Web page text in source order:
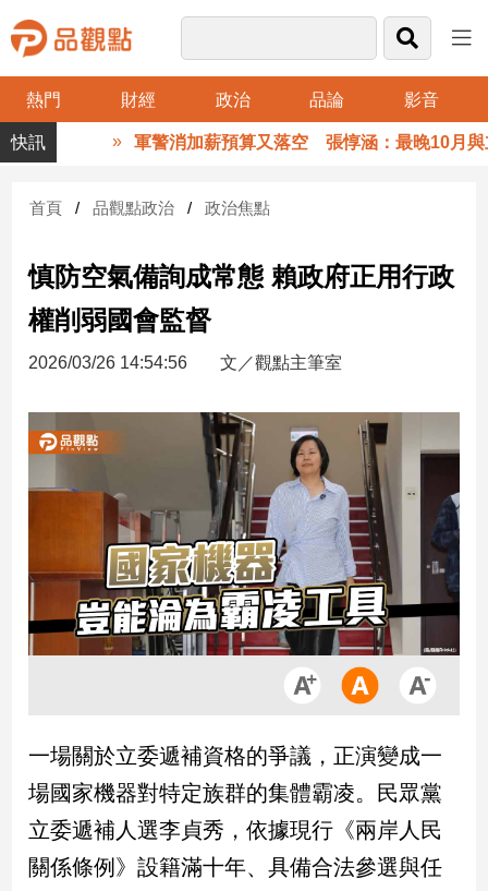
熱門 財經 政治 品論 影音
品
觀
財
台
財
新
產
經/
市
產
品
政
治
焦
軍警消加薪預算又落空 張惇涵：最晚10月與立
首頁 品觀點政治 政治焦點
慎防空氣備詢成常態 賴政府正用行政
權削弱國會監督
2026/03/26 14:54:56 文／觀點主筆室
一場關於立委遞補資格的爭議，正演變成一
場國家機器對特定族群的集體霸凌。民眾黨
立委遞補人選李貞秀，依據現行《兩岸人民
關係條例》設籍滿十年、具備合法參選與任